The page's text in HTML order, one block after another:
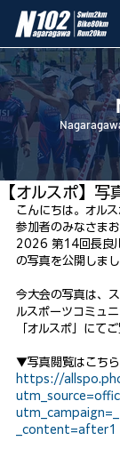
【オルスポ】写
こんにちは。オルス
参加者のみなさま
2026 第14回長良
の写真を公開しまし
今大会の写真は、
ルスポーツコミュ
「オルスポ」にて
▼写真閲覧はこち
https://
_content=after1